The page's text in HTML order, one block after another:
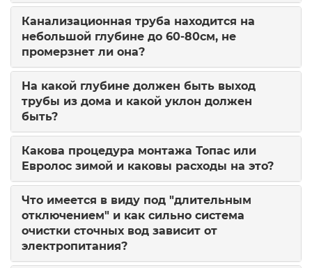
Канализационная труба находится на
небольшой глубине до 60-80см, не
промерзнет ли она?
На какой глубине должен быть выход
трубы из дома и какой уклон должен
быть?
Какова процедура монтажа Топас или
Евролос зимой и каковы расходы на это?
Что имеется в виду под "длительным
отключением" и как сильно система
очистки сточных вод зависит от
электропитания?